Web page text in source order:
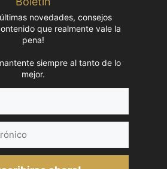
novedades, consejos
que realmente vale la
pena!
siempre al tanto de lo
mejor.